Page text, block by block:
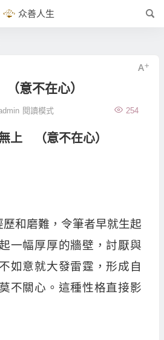
众善人生
意不在心）
254
閱讀模式
上 （意不在心）
歷和磨難，令筆者早就生起
一幅厚厚的牆壁，討厭與
如意就大發雷霆，形成自
不關心。這種性格直接影